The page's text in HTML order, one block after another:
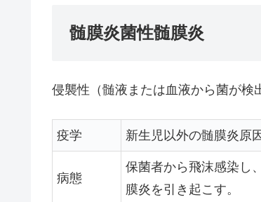
髄膜炎菌性髄膜炎
侵襲性（髄液または血液から菌が検
疫学 新生児以外の髄膜炎原
病態
保菌者から飛沫感染し
膜炎を引き起こす。